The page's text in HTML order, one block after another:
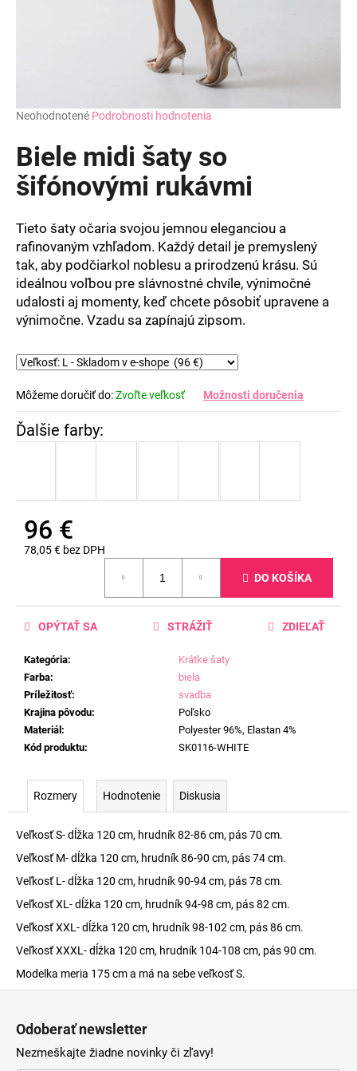
Priemerné
produktu
je
0,0
z
hviezdičiek.
Neohodnotené Podrobnosti hodnotenia
Biele midi šaty so
šifónovými rukávmi
Tieto šaty očaria svojou jemnou eleganciou a
rafinovaným vzhľadom. Každý detail je premyslený
tak, aby podčiarkol noblesu a prirodzenú krásu. Sú
ideálnou voľbou pre slávnostné chvíle, výnimočné
udalosti aj momenty, keď chcete pôsobiť upravene a
výnimočne. Vzadu sa zapínajú zipsom.
Môžeme doručiť do:Zvoľte veľkosť Možnosti doručenia
96 €
78,05 € bez DPH
DO KOŠÍKA
Kategória:
Krátke šaty
Farba:
biela
Príležitosť:
svadba
Krajina pôvodu:
Poľsko
Materiál :
Polyester 96%, Elastan 4%
Kód produktu: SK0116-WHITE
OPÝTAŤ SA STRÁŽIŤ ZDIEĽAŤ
Rozmery Hodnotenie Diskusia
Veľkosť S- dĺžka 120 cm, hrudník 82-86 cm, pás 70 cm.
Veľkosť M- dĺžka 120 cm, hrudník 86-90 cm, pás 74 cm.
Veľkosť L- dĺžka 120 cm, hrudník 90-94 cm, pás 78 cm.
Veľkosť XL- dĺžka 120 cm, hrudník 94-98 cm, pás 82 cm.
Veľkosť XXL- dĺžka 120 cm, hrudník 98-102 cm, pás 86 cm.
Veľkosť XXXL- dĺžka 120 cm, hrudník 104-108 cm, pás 90 cm.
Modelka meria 175 cm a má na sebe veľkosť S.
Odoberať newsletter
Nezmeškajte žiadne novinky či zľavy!